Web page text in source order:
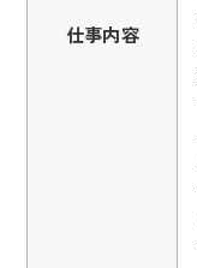
仕事内容